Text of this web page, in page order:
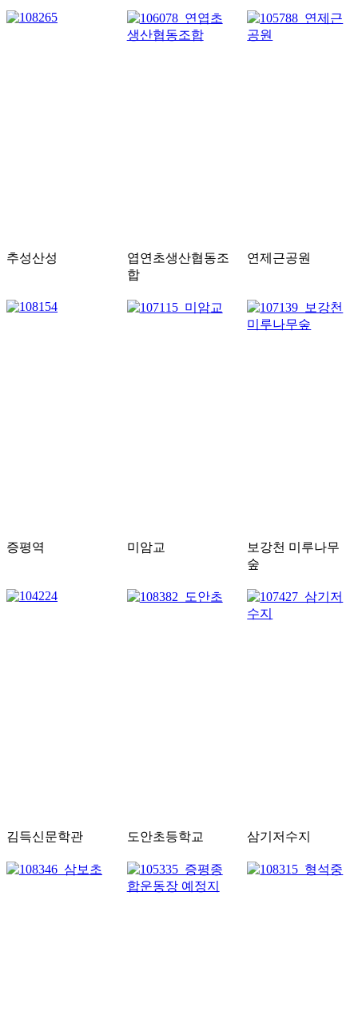
추성산성
엽연초생산협동조
합
연제근공원
증평역 미암교
보강천 미루나무
숲
김득신문학관 도안초등학교 삼기저수지